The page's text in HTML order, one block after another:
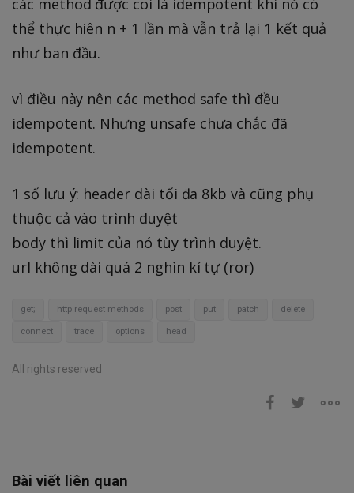
thể thực hiên n + 1 lần mà vẫn trả lại 1 kết quả
như ban đầu.
vì điều này nên các method safe thì đều
idempotent. Nhưng unsafe chưa chắc đã
idempotent.
1 số lưu ý: header dài tối đa 8kb và cũng phụ
thuộc cả vào trình duyệt
body thì limit của nó tùy trình duyệt.
url không dài quá 2 nghìn kí tự (ror)
get; http request methods post put patch delete
connect trace options head
All rights reserved
Bài viết liên quan